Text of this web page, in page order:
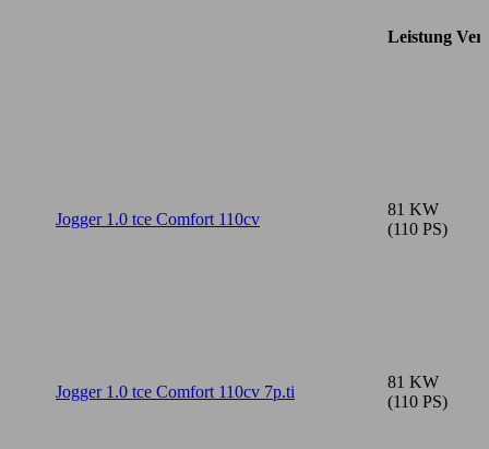
Leistung
Jogger 1.0 tce Comfort 110cv
81 KW
(110 PS)
Jogger 1.0 tce Comfort 110cv 7p.ti
81 KW
(110 PS)